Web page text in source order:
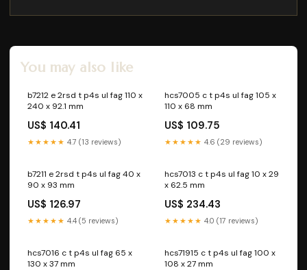
You may also like
b7212 e 2rsd t p4s ul fag 110 x
240 x 92.1 mm
US$ 140.41
★★★★★ 4.7 (13 reviews)
hcs7005 c t p4s ul fag 105 x
110 x 68 mm
US$ 109.75
★★★★★ 4.6 (29 reviews)
b7211 e 2rsd t p4s ul fag 40 x
90 x 93 mm
US$ 126.97
★★★★★ 4.4 (5 reviews)
hcs7013 c t p4s ul fag 10 x 29
x 62.5 mm
US$ 234.43
★★★★★ 4.0 (17 reviews)
hcs7016 c t p4s ul fag 65 x
130 x 37 mm
hcs71915 c t p4s ul fag 100 x
108 x 27 mm